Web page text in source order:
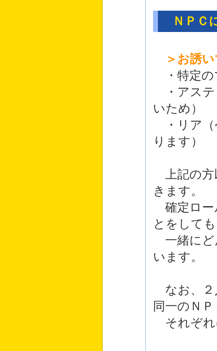
ＮＰＣ
＞お誘
・特定の
・アステ
いため）
・リア（
ります）
上記の方
きます。
確定ロー
とをして
一緒にど
います。
なお、２
同一のＮ
それぞれ